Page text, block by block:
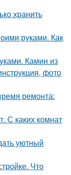
хранить
руками. Как
Камин из
фото
ремонта:
С каких комнат
уютный
Что